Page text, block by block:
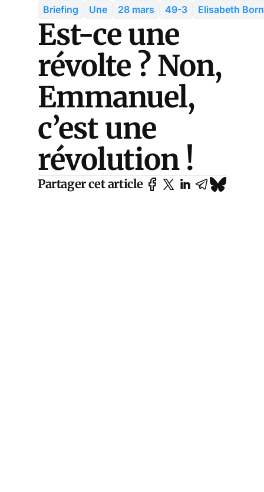
Briefing Une 28 mars 49-3 Elisabeth
Est-ce une
révolte ? Non,
Emmanuel,
c’est une
révolution !
Partager cet article